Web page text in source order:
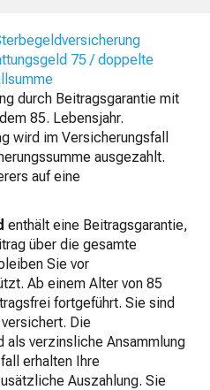
75 / doppelte
durch Beitragsgarantie mit
85. Lebensjahr.
wird im Versicherungsfall
ausgezahlt.
auf eine
enthält eine Beitragsgarantie,
über die gesamte
Sie vor
Ab einem Alter von 85
fortgeführt. Sie sind
Die
verzinsliche Ansammlung
erhalten Ihre
Auszahlung. Sie